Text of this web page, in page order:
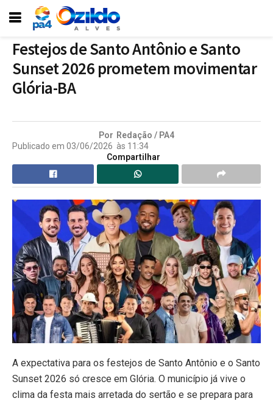
Festejos de Santo Antônio e Santo
Sunset 2026 prometem movimentar
Glória-BA
Por Redação / PA4
Publicado em 03/06/2026 às 11:34
Compartilhar
A expectativa para os festejos de Santo Antônio e o Santo
Sunset 2026 só cresce em Glória. O município já vive o
clima da festa mais arretada do sertão e se prepara para